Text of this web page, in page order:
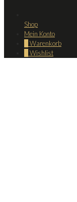
Shop
Mein Konto
Warenkorb
Wishlist